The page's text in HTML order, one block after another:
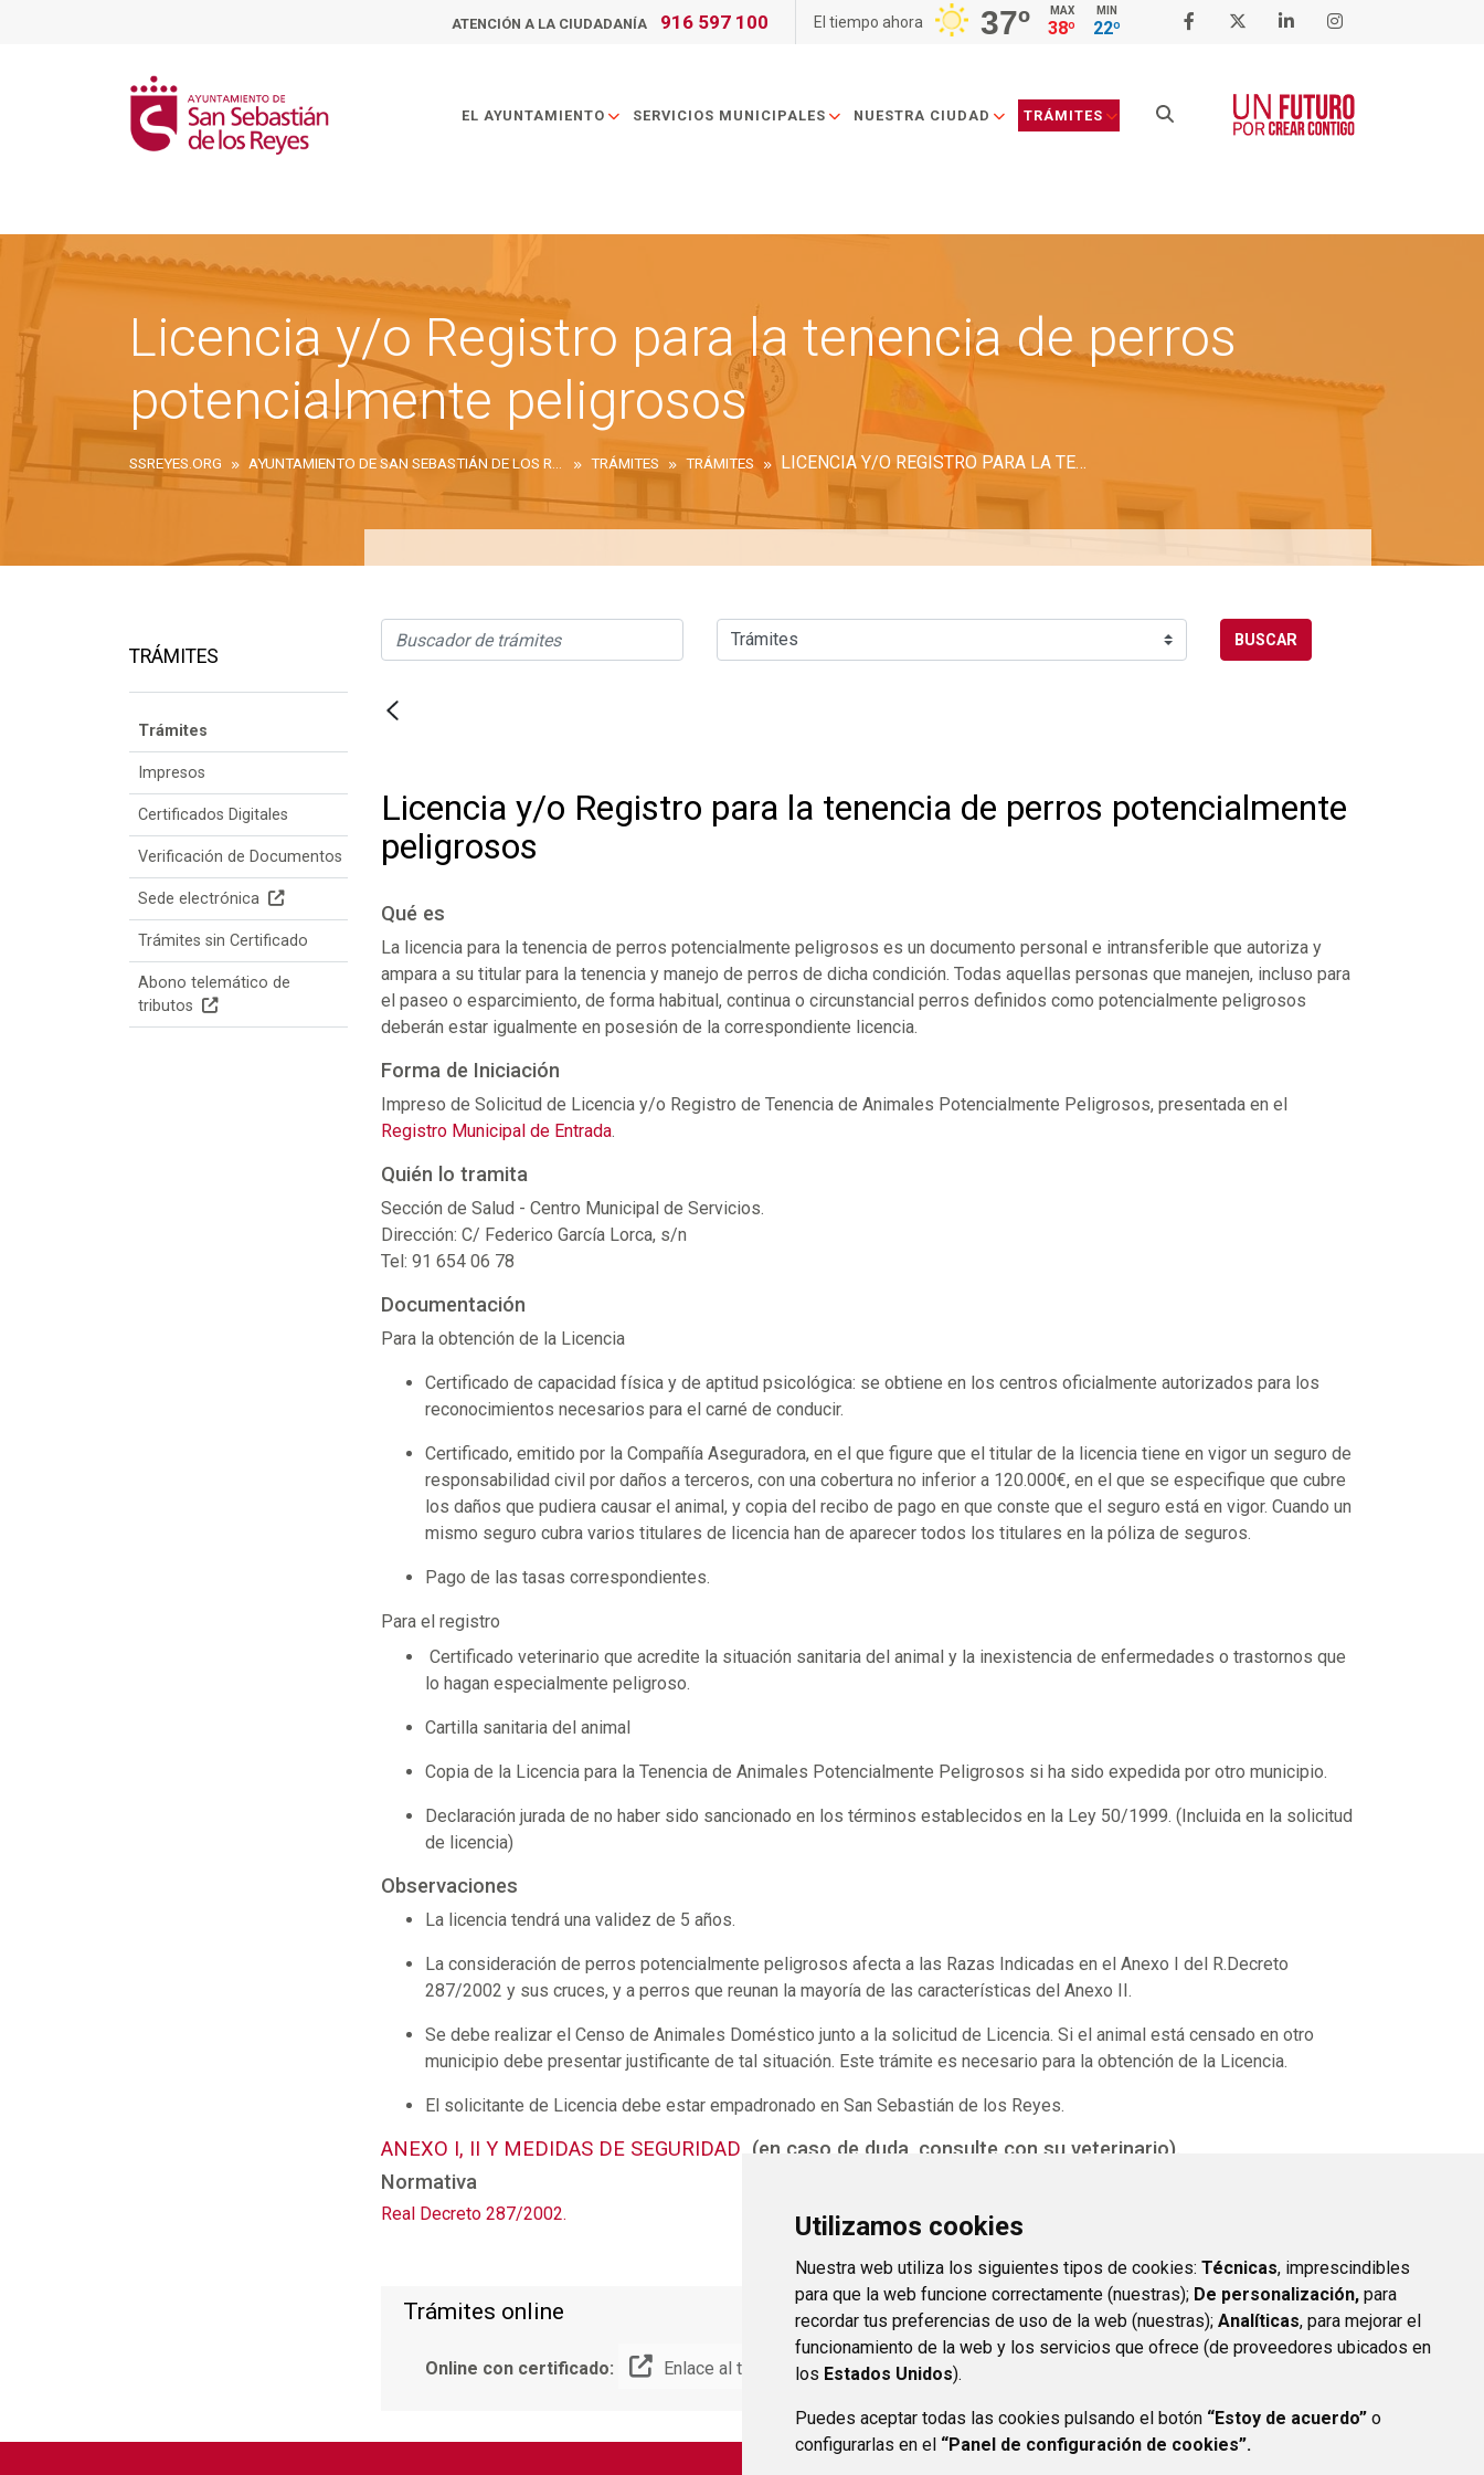
Utilizamos cookies
Nuestra web utiliza los siguientes tipos de cookies: Técnicas, imprescindibles
para que la web funcione correctamente (nuestras); De personalización, para
recordar tus preferencias de uso de la web (nuestras); Analíticas, para mejorar el
funcionamiento de la web y los servicios que ofrece (de proveedores ubicados en
los Estados Unidos).
Puedes aceptar todas las cookies pulsando el botón “Estoy de acuerdo” o
configurarlas en el “Panel de configuración de cookies”.
ATENCIÓN A LA CIUDADANÍA 916 597 100 El tiempo ahora 37º MAX
38º
MIN
22º
EL AYUNTAMIENTO SERVICIOS MUNICIPALES NUESTRA CIUDAD TRÁMITES
Licencia y/o Registro para la tenencia de perros
potencialmente peligrosos
SSREYES.ORG TRÁMITES TRÁMITES LICENCIA Y/O REGISTRO PARA LA TENENCIA DE PERROS POTENCIALMENTE PELIGROSOS
TRÁMITES
Trámites
Impresos
Certificados Digitales
Verificación de Documentos
Sede electrónica
Trámites sin Certificado
Abono telemático de
tributos
BUSCAR
Licencia y/o Registro para la tenencia de perros potencialmente
peligrosos
Qué es
La licencia para la tenencia de perros potencialmente peligrosos es un documento personal e intransferible que autoriza y
ampara a su titular para la tenencia y manejo de perros de dicha condición. Todas aquellas personas que manejen, incluso para
el paseo o esparcimiento, de forma habitual, continua o circunstancial perros definidos como potencialmente peligrosos
deberán estar igualmente en posesión de la correspondiente licencia.
Forma de Iniciación
Impreso de Solicitud de Licencia y/o Registro de Tenencia de Animales Potencialmente Peligrosos, presentada en el
Registro Municipal de Entrada.
Quién lo tramita
Sección de Salud - Centro Municipal de Servicios.
Dirección: C/ Federico García Lorca, s/n
Tel: 91 654 06 78
Documentación
Para la obtención de la Licencia
Certificado de capacidad física y de aptitud psicológica: se obtiene en los centros oficialmente autorizados para los
reconocimientos necesarios para el carné de conducir.
Certificado, emitido por la Compañía Aseguradora, en el que figure que el titular de la licencia tiene en vigor un seguro de
responsabilidad civil por daños a terceros, con una cobertura no inferior a 120.000€, en el que se especifique que cubre
los daños que pudiera causar el animal, y copia del recibo de pago en que conste que el seguro está en vigor. Cuando un
mismo seguro cubra varios titulares de licencia han de aparecer todos los titulares en la póliza de seguros.
Pago de las tasas correspondientes.
Para el registro
Certificado veterinario que acredite la situación sanitaria del animal y la inexistencia de enfermedades o trastornos que
lo hagan especialmente peligroso.
Cartilla sanitaria del animal
Copia de la Licencia para la Tenencia de Animales Potencialmente Peligrosos si ha sido expedida por otro municipio.
Declaración jurada de no haber sido sancionado en los términos establecidos en la Ley 50/1999. (Incluida en la solicitud
de licencia)
Observaciones
La licencia tendrá una validez de 5 años.
La consideración de perros potencialmente peligrosos afecta a las Razas Indicadas en el Anexo I del R.Decreto
287/2002 y sus cruces, y a perros que reunan la mayoría de las características del Anexo II.
Se debe realizar el Censo de Animales Doméstico junto a la solicitud de Licencia. Si el animal está censado en otro
municipio debe presentar justificante de tal situación. Este trámite es necesario para la obtención de la Licencia.
El solicitante de Licencia debe estar empadronado en San Sebastián de los Reyes.
ANEXO I, II Y MEDIDAS DE SEGURIDAD (en caso de duda, consulte con su veterinario).
Normativa
Real Decreto 287/2002.
Trámites online
Online con certificado: Enlace al tramite on-line con certificado